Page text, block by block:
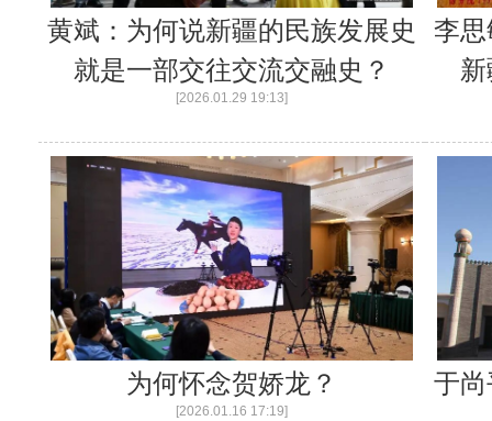
黄斌：为何说新疆的民族发展史
就是一部交往交流交融史？
[2026.01.29 19:13]
李
为何怀念贺娇龙？
[2026.01.16 17:19]
于